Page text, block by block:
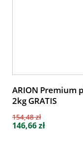
ARION Premium
2kg GRATIS
154,48 zł
146,66 zł